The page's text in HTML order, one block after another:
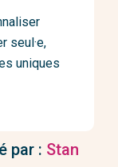
seul·e,
uniques
par : Stan